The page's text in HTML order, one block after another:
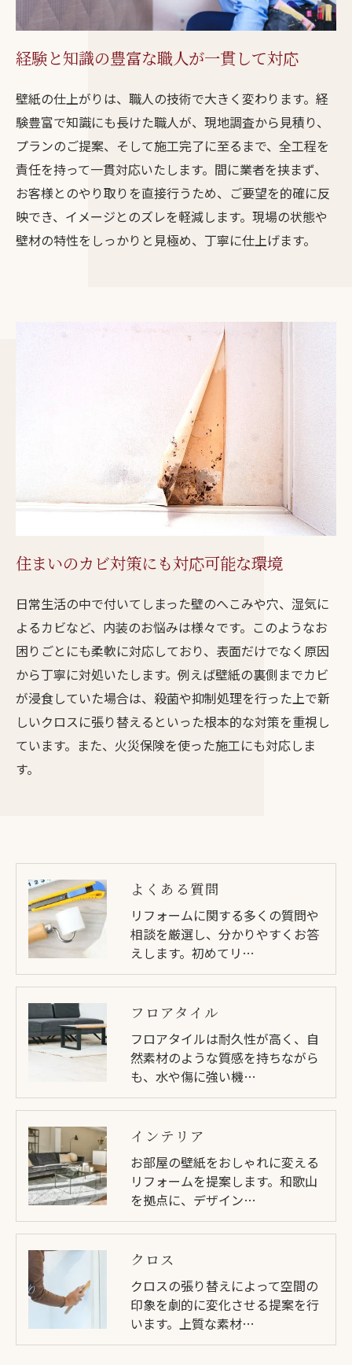
経験と知識の豊富な職人が一貫して対応
壁紙の仕上がりは、職人の技術で大きく変わります。経
験豊富で知識にも長けた職人が、現地調査から見積り、
プランのご提案、そして施工完了に至るまで、全工程を
責任を持って一貫対応いたします。間に業者を挟まず、
お客様とのやり取りを直接行うため、ご要望を的確に反
映でき、イメージとのズレを軽減します。現場の状態や
壁材の特性をしっかりと見極め、丁寧に仕上げます。
住まいのカビ対策にも対応可能な環境
日常生活の中で付いてしまった壁のへこみや穴、湿気に
よるカビなど、内装のお悩みは様々です。このようなお
困りごとにも柔軟に対応しており、表面だけでなく原因
から丁寧に対処いたします。例えば壁紙の裏側までカビ
が浸食していた場合は、殺菌や抑制処理を行った上で新
しいクロスに張り替えるといった根本的な対策を重視し
ています。また、火災保険を使った施工にも対応しま
す。
よくある質問
リフォームに関する多くの質問や
相談を厳選し、分かりやすくお答
えします。初めてリ…
フロアタイル
フロアタイルは耐久性が高く、自
然素材のような質感を持ちながら
も、水や傷に強い機…
インテリア
お部屋の壁紙をおしゃれに変える
リフォームを提案します。和歌山
を拠点に、デザイン…
クロス
クロスの張り替えによって空間の
印象を劇的に変化させる提案を行
います。上質な素材…
お問い合わせはこちら